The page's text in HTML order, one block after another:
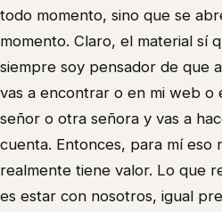
todo momento, sino que se
momento. Claro, el material sí
siempre soy pensador de que
vas a encontrar o en mi web o
señor o otra señora y vas a
cuenta. Entonces, para mí eso
realmente tiene valor. Lo que
es estar con nosotros, igual